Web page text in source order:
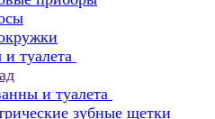
туалета
и туалета
зубные щетки